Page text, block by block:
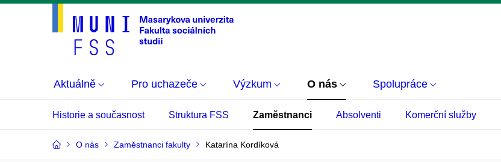
Aktuálně Pro uchazeče Výzkum O nás Spolupráce
Historie a současnost Struktura FSS Zaměstnanci Absolventi Komerční služby
O nás Zaměstnanci fakulty Katarína Kordíková